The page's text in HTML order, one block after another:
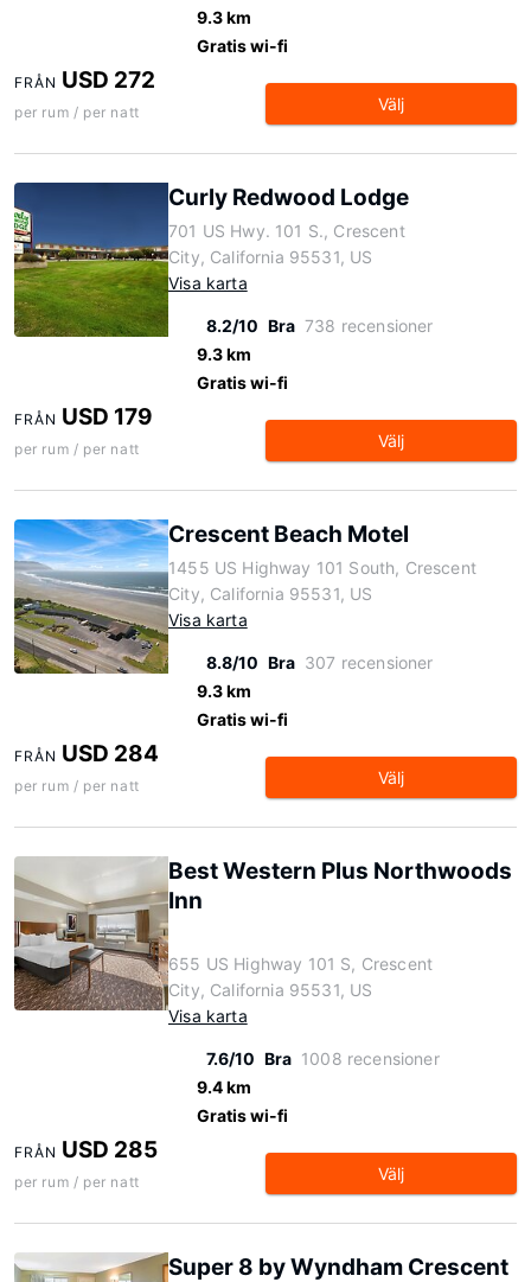
9.3 km
Gratis wi-fi
FRÅN USD 272
per rum / per natt Välj
Curly Redwood Lodge
701 US Hwy. 101 S., Crescent
City, California 95531, US
Visa karta
8.2/10 Bra 738 recensioner
9.3 km
Gratis wi-fi
FRÅN USD 179
per rum / per natt Välj
Crescent Beach Motel
1455 US Highway 101 South, Crescent
City, California 95531, US
Visa karta
8.8/10 Bra 307 recensioner
9.3 km
Gratis wi-fi
FRÅN USD 284
per rum / per natt Välj
Best Western Plus Northwoods
Inn
655 US Highway 101 S, Crescent
City, California 95531, US
Visa karta
7.6/10 Bra 1008 recensioner
9.4 km
Gratis wi-fi
FRÅN USD 285
per rum / per natt Välj
Super 8 by Wyndham Crescent